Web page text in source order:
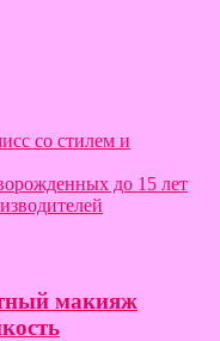
со стилем и
до 15 лет
макияж